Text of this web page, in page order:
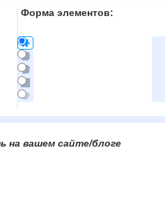
Форма элементов:
на вашем сайте/блоге